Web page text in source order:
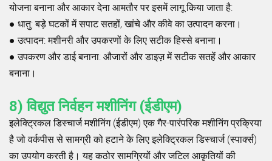
योजना बनाना और आकार देना आमतौर पर इसमें लागू किया जाता है:
● धातु: बड़े घटकों में सपाट सतहों, खांचे और कीवे का उत्पादन करना।
●उत्पादन: मशीनरी और उपकरणों के लिए सटीक हिस्से बनाना।
●उपकरण और डाई बनाना: औजारों और डाइज़ में सटीक सतहें और आकार
बनाना।
8) विद्युत निर्वहन मशीनिंग (ईडीएम)
इलेक्ट्रिकल डिस्चार्ज मशीनिंग (ईडीएम) एक गैर-पारंपरिक मशीनिंग प्रक्रिया
है जो वर्कपीस से सामग्री को हटाने के लिए इलेक्ट्रिकल डिस्चार्ज (स्पार्क्स)
का उपयोग करती है। यह कठोर सामग्रियों और जटिल आकृतियों की